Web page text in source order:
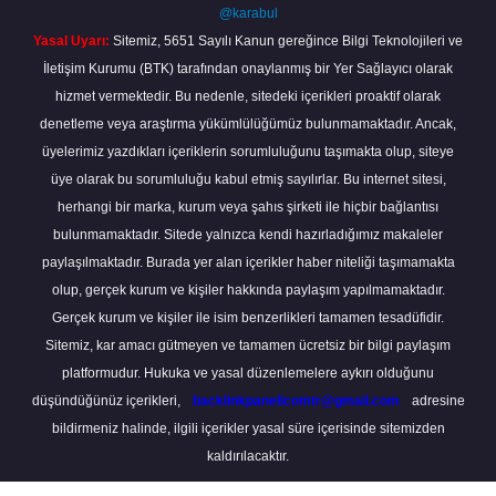
@karabul
Yasal Uyarı: Sitemiz, 5651 Sayılı Kanun gereğince Bilgi Teknolojileri ve
İletişim Kurumu (BTK) tarafından onaylanmış bir Yer Sağlayıcı olarak
hizmet vermektedir. Bu nedenle, sitedeki içerikleri proaktif olarak
denetleme veya araştırma yükümlülüğümüz bulunmamaktadır. Ancak,
üyelerimiz yazdıkları içeriklerin sorumluluğunu taşımakta olup, siteye
üye olarak bu sorumluluğu kabul etmiş sayılırlar. Bu internet sitesi,
herhangi bir marka, kurum veya şahıs şirketi ile hiçbir bağlantısı
bulunmamaktadır. Sitede yalnızca kendi hazırladığımız makaleler
paylaşılmaktadır. Burada yer alan içerikler haber niteliği taşımamakta
olup, gerçek kurum ve kişiler hakkında paylaşım yapılmamaktadır.
Gerçek kurum ve kişiler ile isim benzerlikleri tamamen tesadüfidir.
Sitemiz, kar amacı gütmeyen ve tamamen ücretsiz bir bilgi paylaşım
platformudur. Hukuka ve yasal düzenlemelere aykırı olduğunu
düşündüğünüz içerikleri,
backlinkpanelicomtr@gmail.com
adresine
bildirmeniz halinde, ilgili içerikler yasal süre içerisinde sitemizden
kaldırılacaktır.